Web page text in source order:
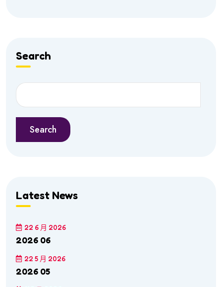
Search
Search
Latest News
22 6 月 2026
2026 06
22 5 月 2026
2026 05